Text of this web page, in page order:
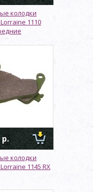
колодки
1110
р.
колодки
1145 RX